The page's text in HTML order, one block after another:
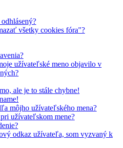
všetky cookies fóra"?
užívateľské meno objavilo v
ale je to stále chybne!
môjho užívateľského mena?
užívateľskom mene?
odkaz užívateľa, som vyzvaný k